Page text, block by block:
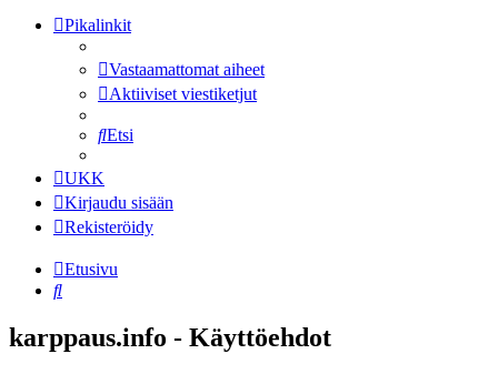
Pikalinkit
Vastaamattomat aiheet
Aktiiviset viestiketjut
Etsi
UKK
Kirjaudu sisään
Rekisteröidy
Etusivu
Etsi
karppaus.info - Käyttöehdot